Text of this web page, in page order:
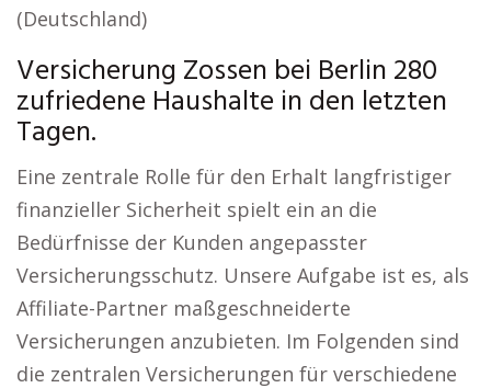
(Deutschland)
Versicherung Zossen bei Berlin 280
zufriedene Haushalte in den letzten
Tagen.
Eine zentrale Rolle für den Erhalt langfristiger
finanzieller Sicherheit spielt ein an die
Bedürfnisse der Kunden angepasster
Versicherungsschutz. Unsere Aufgabe ist es, als
Affiliate-Partner maßgeschneiderte
Versicherungen anzubieten. Im Folgenden sind
die zentralen Versicherungen für verschiedene